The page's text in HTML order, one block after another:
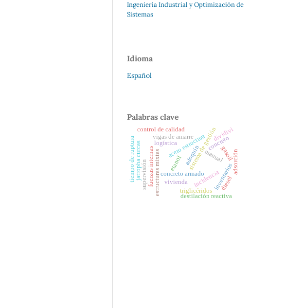
Ingeniería Industrial y Optimización de
Sistemas
Idioma
Español
Palabras clave
estructuras mixtas concreto armado
acero estructura
incidencia
vigas de amarre
fuerzas internas sistema de gestión
control de calidad
supervisión vivienda
manual
adoquín
concreto
logística
inventarios
jatropha curcas
triglicéridos
destilación reactiva
etanol
tiempo de ruptura adsorción
gasoil
diesel
dividivi